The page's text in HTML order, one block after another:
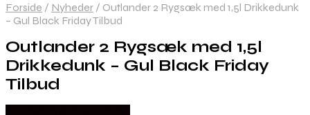
Forside / Nyheder / Outlander 2 Rygsæk med 1,5l Drikkedunk
– Gul Black Friday Tilbud
Outlander 2 Rygsæk med 1,5l
Drikkedunk – Gul Black Friday
Tilbud